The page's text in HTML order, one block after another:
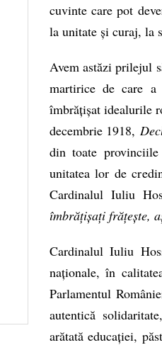
cuvinte care pot
la unitate și curaj, la
Avem astăzi prilejul
martirice de care
îmbrățișat idealurile
decembrie 1918,
din toate
unitatea lor de
Cardinalul Iuliu
îmbrățișați frățește,
Cardinalul Iuliu
naționale, în
Parlamentul
autentică
arătată educației,